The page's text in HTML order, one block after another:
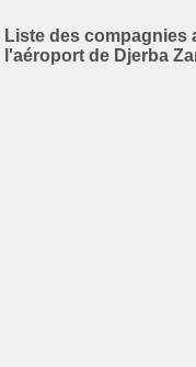
Liste des compagnies
l'aéroport de Djerba